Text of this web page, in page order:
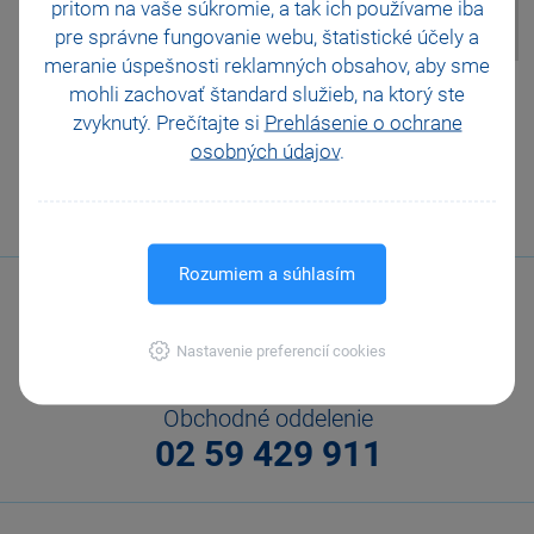
pritom na vaše súkromie, a tak ich používame iba
pre správne fungovanie webu, štatistické účely a
meranie úspešnosti reklamných obsahov, aby sme
mohli zachovať štandard služieb, na ktorý ste
zvyknutý. Prečítajte si Prehlásenie o ochrane
osobných údajov.
Rozumiem a súhlasím
Nastavenie preferencií cookies
skladových zásob způsobem A.
Pomohla Vám tato
odpověď?
Ano
Ne
Obchodné oddelenie
02 59 429 911